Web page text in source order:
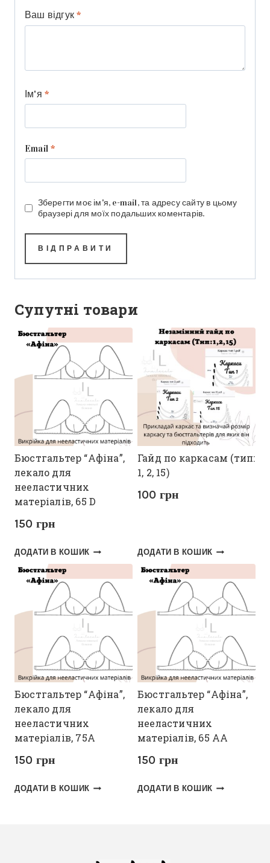
Ваш відгук*
Ім'я *
Email*
Зберегти моє ім'я, e-mail, та адресу сайту в цьому
браузері для моїх подальших коментарів.
Супутні товари
Бюстгальтер “Афіна”,
лекало для
нееластичних
матеріалів, 65 D
150 грн
ДОДАТИ В КОШИК
Гайд по каркасам (тип:
1, 2, 15)
100 грн
ДОДАТИ В КОШИК
Бюстгальтер “Афіна”,
лекало для
нееластичних
матеріалів, 75А
150 грн
ДОДАТИ В КОШИК
Бюстгальтер “Афіна”,
лекало для
нееластичних
матеріалів, 65 АА
150 грн
ДОДАТИ В КОШИК